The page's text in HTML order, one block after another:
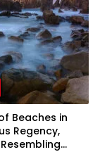
Beaches in
Regency,